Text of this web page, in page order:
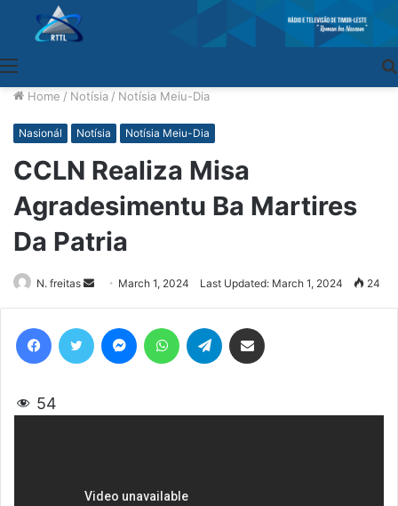
Home / Notísia / Notísia Meiu-Dia
Nasionál Notísia Notísia Meiu-Dia
CCLN Realiza Misa
Agradesimentu Ba Martires
Da Patria
N. freitas
Send
an
email
March 1, 2024 Last Updated: March 1, 2024 24
54